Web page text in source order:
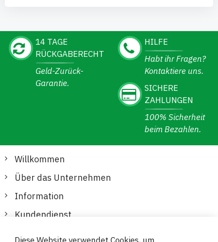
14 TAGE
RÜCKGABERECHT
Geld-Zurück-
Garantie.
HILFE
Habt ihr Fragen?
Kontaktiere uns.
SICHERE
ZAHLUNGEN
100% Sicherheit
beim Bezahlen.
Willkommen
Über das Unternehmen
Information
Kundendienst